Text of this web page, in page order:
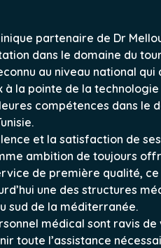
partenaire de Dr
dans le domaine du
au niveau national qui
à la pointe de la
compétences dans le
et la satisfaction de
ambition de toujours
de première qualité,
une des structures
sud de la méditerranée.
médical sont ravis de
toute l’assistance